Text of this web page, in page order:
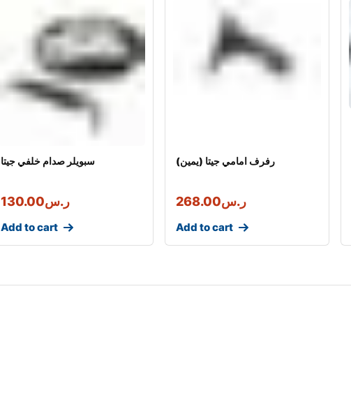
سبويلر صدام خلفي جيتا
ر.س130.00
Add to cart
(رفرف امامي جيتا (يمين
ر.س268.00
Add to cart